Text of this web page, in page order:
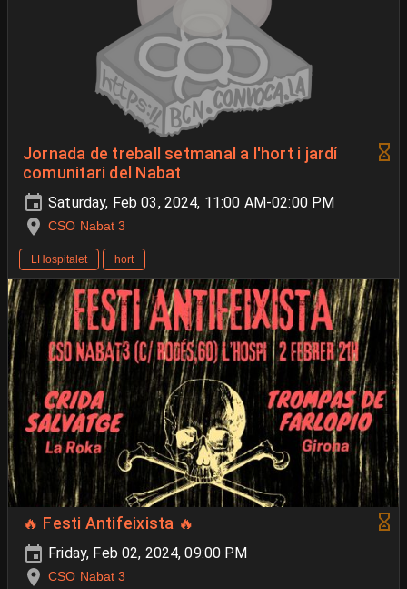
Jornada de treball setmanal a l'hort i jardí
comunitari del Nabat
Saturday, Feb 03, 2024, 11:00 AM-02:00 PM
CSO Nabat 3
LHospitalet hort
🔥 Festi Antifeixista 🔥
Friday, Feb 02, 2024, 09:00 PM
CSO Nabat 3